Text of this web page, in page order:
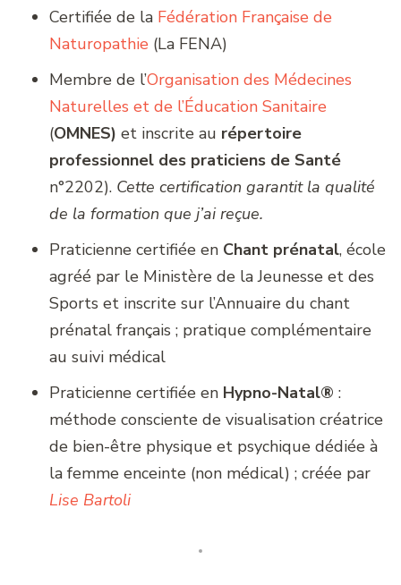
Certifiée de la Fédération Française de
Naturopathie (La FENA)
Membre de l’Organisation des Médecines
Naturelles et de l’Éducation Sanitaire
(OMNES) et inscrite au répertoire
professionnel des praticiens de Santé
n°2202). Cette certification garantit la qualité
de la formation que j’ai reçue.
Praticienne certifiée en Chant prénatal, école
agréé par le Ministère de la Jeunesse et des
Sports et inscrite sur l’Annuaire du chant
prénatal français ; pratique complémentaire
au suivi médical
Praticienne certifiée en Hypno-Natal® :
méthode consciente de visualisation créatrice
de bien-être physique et psychique dédiée à
la femme enceinte (non médical) ; créée par
Lise Bartoli